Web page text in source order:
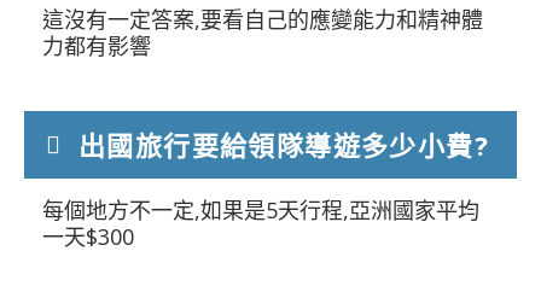
這沒有一定答案,要看自己的應變能力和精神體
力都有影響
出國旅行要給領隊導遊多少小費?
每個地方不一定,如果是5天行程,亞洲國家平均
一天$300